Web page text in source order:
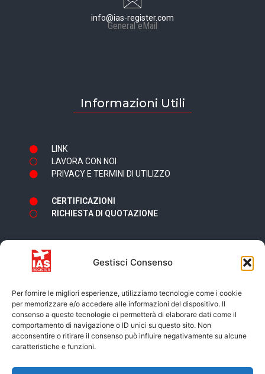
Gestisci Consenso
Per fornire le migliori esperienze, utilizziamo tecnologie come i cookie
per memorizzare e/o accedere alle informazioni del dispositivo. Il
consenso a queste tecnologie ci permetterà di elaborare dati come il
comportamento di navigazione o ID unici su questo sito. Non
acconsentire o ritirare il consenso può influire negativamente su alcune
caratteristiche e funzioni.
info@ias-register.com
General eMail
Informazioni Utili
LINK
LAVORA CON NOI
PRIVACY E TERMINI DI UTILIZZO
CERTIFICAZIONI
RICHIESTA DI QUOTAZIONE
Newsletter